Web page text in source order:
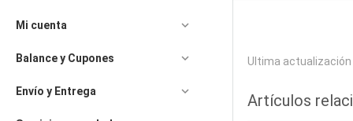
Ultima
Artículos
Mi cuenta
Balance y Cupones
Envío y Entrega